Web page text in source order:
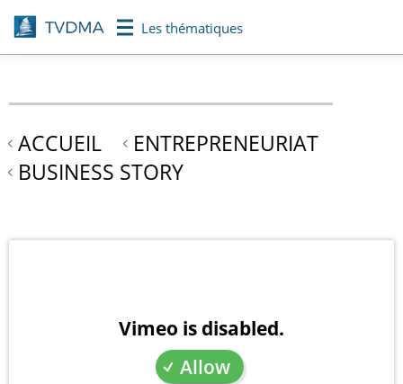
Aller
au
contenu
Les thématiques
ACCUEIL
ENTREPRENEURIAT
BUSINESS STORY
Vimeo is disabled.
Allow